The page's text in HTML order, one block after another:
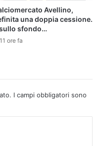
Avellino,
una doppia cessione.
sfondo…
11 ore fa
I campi obbligatori sono